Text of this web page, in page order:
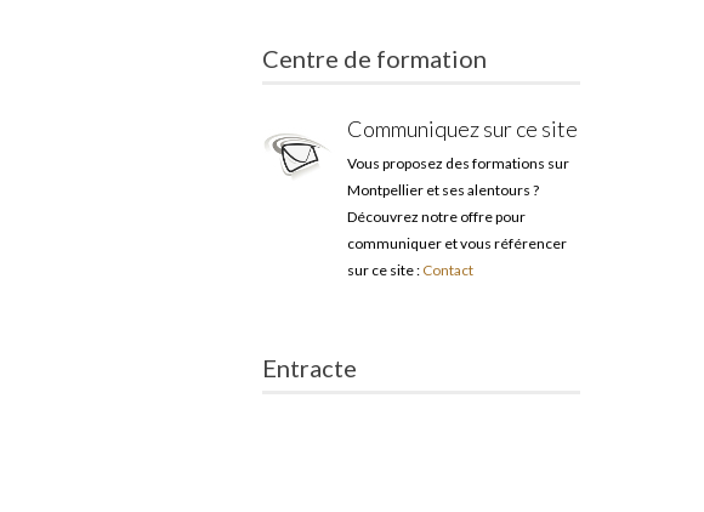
Centre de formation
Communiquez sur ce site
Vous proposez des formations sur
Montpellier et ses alentours ?
Découvrez notre offre pour
communiquer et vous référencer
sur ce site : Contact
Entracte